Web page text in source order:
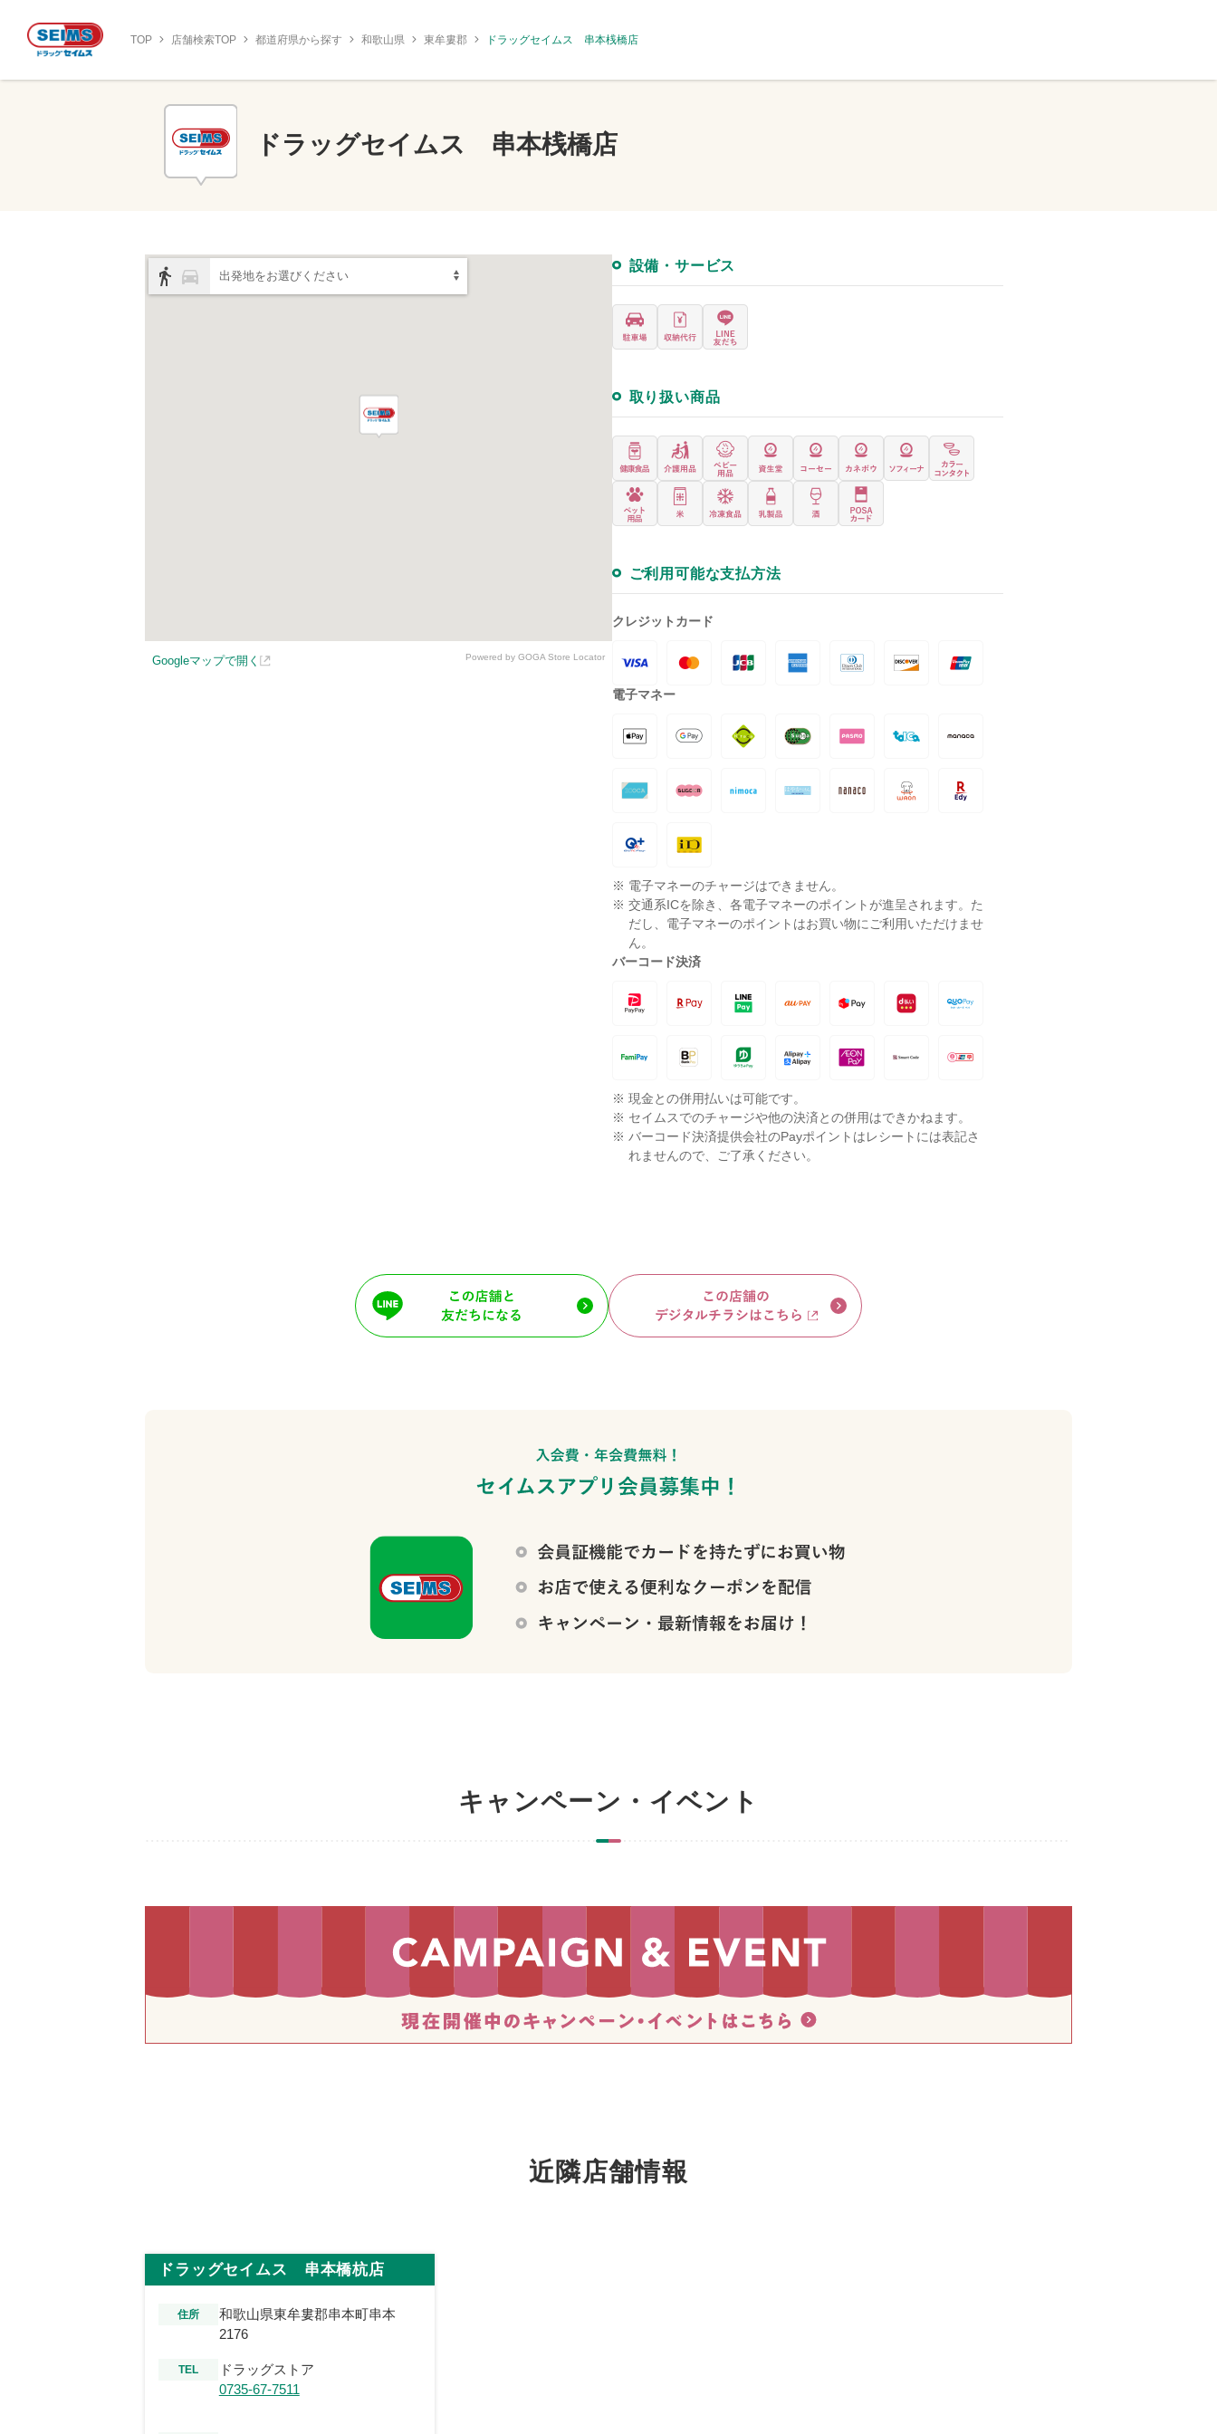
TOP 店舗検索TOP 都道府県から探す 和歌山県 東牟婁郡 ドラッグセイムス 串本桟橋店
ドラッグセイムス 串本桟橋店
出発地をお選びください
Googleマップで開く Powered by GOGA Store Locator
設備・サービス
取り扱い商品
ご利用可能な支払方法
クレジットカード
電子マネー
※ 電子マネーのチャージはできません。
※ 交通系ICを除き、各電子マネーのポイントが進呈されます。た
だし、電子マネーのポイントはお買い物にご利用いただけませ
ん。
バーコード決済
※ 現金との併用払いは可能です。
※ セイムスでのチャージや他の決済との併用はできかねます。
※ バーコード決済提供会社のPayポイントはレシートには表記さ
れませんので、ご了承ください。
キャンペーン・イベント
近隣店舗情報
ドラッグセイムス 串本橋杭店
住所
和歌山県東牟婁郡串本町串本
2176
TEL
ドラッグストア
0735-67-7511